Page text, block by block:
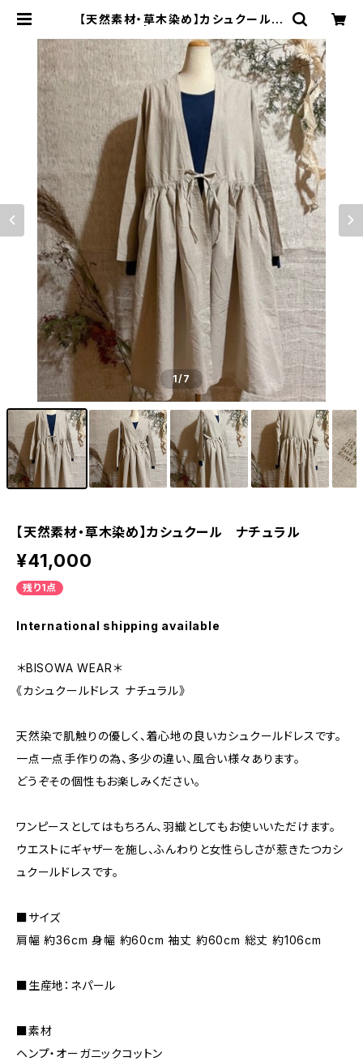
【天然素材・草木染め】カシュクール
sm Unity Space LLC.
1/7
【天然素材・草木染め】カシュクール ナチュラル
¥41,000
残り1点
International shipping available
＊BISOWA WEAR＊
《カシュクールドレス ナチュラル》
天然染で肌触りの優しく、着心地の良いカシュクールドレスです。
一点一点手作りの為、多少の違い、風合い様々あります。
どうぞその個性もお楽しみください。
ワンピースとしてはもちろん、羽織としてもお使いいただけます。
ウエストにギャザーを施し、ふんわりと女性らしさが惹きたつカシ
ュクールドレスです。
■サイズ
肩幅 約36cm 身幅 約60cm 袖丈 約60cm 総丈 約106cm
■生産地：ネパール
■素材
ヘンプ・オーガニックコットン